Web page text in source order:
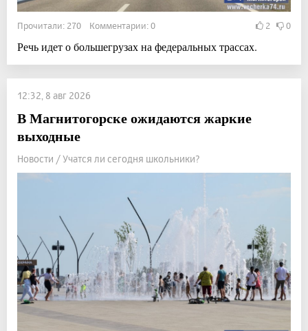
Прочитали: 270 Комментарии: 0 2 0
Речь идет о большегрузах на федеральных трассах.
12:32, 8 авг 2026
В Магнитогорске ожидаются жаркие
выходные
Новости / Учатся ли сегодня школьники?